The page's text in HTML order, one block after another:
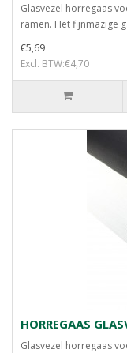
Glasvezel horregaas
ramen. Het fijnmazige
€5,69
Excl. BTW:€4,70
HORREGAAS
Glasvezel horregaas